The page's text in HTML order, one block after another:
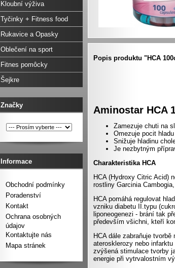
Kloubní výživa
Tyčinky + Fitness food
Rukavice a Opasky
Oblečení na sport
Fitnes pomôcky
Šejkre
Značky
Informace
Obchodní podmínky
Poradenství
Kontakt
Ochrana osobných
údajov
Kontaktujte nás
Mapa stránek
Popis produktu "HCA
Aminostar HCA
Zamezuje chuti na
Omezuje pocit
Snižuje hladinu
Je nezbytným
Charakteristika HCA
HCA (Hydroxy Citric Acid)
rostliny Garcinia
HCA pomáhá regulovat
vzniku diabetu II.typu
liponeogenezi - brání tak
především všichni, kteří
HCA dále zabraňuje
aterosklerozy nebo
zvýšená stimulace tvorby
energie při vytrvalostním